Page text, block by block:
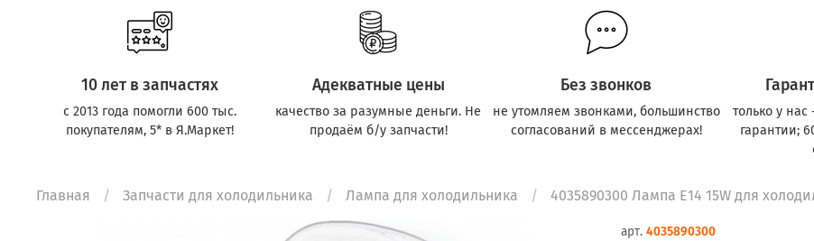
10 лет в запчастях
с 2013 года помогли 600 тыс.
покупателям, 5* в Я.Маркет!
Адекватные цены
качество за разумные деньги. Не
продаём б/у запчасти!
Без звонков
не утомляем звонками, большинство
согласований в мессенджерах!
только у
гарантии;
Главная Запчасти для холодильника Лампа для холодильника 4035890300 Лампа E14 15W для
арт. 4035890300